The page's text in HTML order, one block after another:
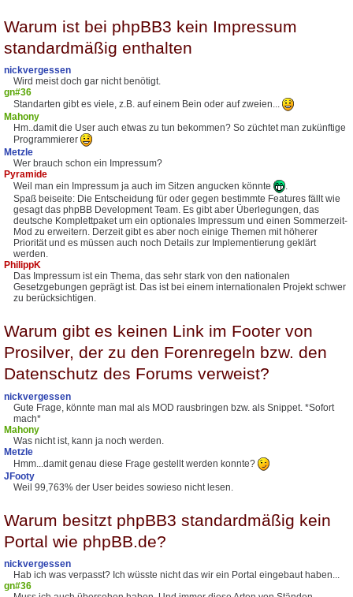
Warum ist bei phpBB3 kein Impressum
standardmäßig enthalten
nickvergessen
Wird meist doch gar nicht benötigt.
gn#36
Standarten gibt es viele, z.B. auf einem Bein oder auf zweien...
Mahony
Hm..damit die User auch etwas zu tun bekommen? So züchtet man zukünftige
Programmierer
Metzle
Wer brauch schon ein Impressum?
Pyramide
Weil man ein Impressum ja auch im Sitzen angucken könnte
.
Spaß beiseite: Die Entscheidung für oder gegen bestimmte Features fällt wie
gesagt das phpBB Development Team. Es gibt aber Überlegungen, das
deutsche Komplettpaket um ein optionales Impressum und einen Sommerzeit-
Mod zu erweitern. Derzeit gibt es aber noch einige Themen mit höherer
Priorität und es müssen auch noch Details zur Implementierung geklärt
werden.
PhilippK
Das Impressum ist ein Thema, das sehr stark von den nationalen
Gesetzgebungen geprägt ist. Das ist bei einem internationalen Projekt schwer
zu berücksichtigen.
Warum gibt es keinen Link im Footer von
Prosilver, der zu den Forenregeln bzw. den
Datenschutz des Forums verweist?
nickvergessen
Gute Frage, könnte man mal als MOD rausbringen bzw. als Snippet. *Sofort
mach*
Mahony
Was nicht ist, kann ja noch werden.
Metzle
Hmm...damit genau diese Frage gestellt werden konnte?
JFooty
Weil 99,763% der User beides sowieso nicht lesen.
Warum besitzt phpBB3 standardmäßig kein
Portal wie phpBB.de?
nickvergessen
Hab ich was verpasst? Ich wüsste nicht das wir ein Portal eingebaut haben...
gn#36